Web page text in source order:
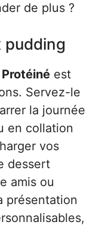
de plus ?
pudding
est
Servez-le
la journée
en collation
vos
dessert
amis ou
présentation